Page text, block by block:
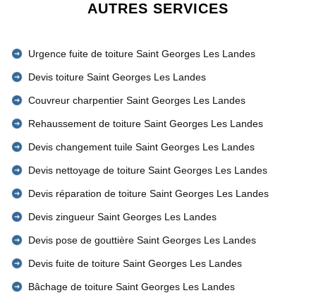
AUTRES SERVICES
Urgence fuite de toiture Saint Georges Les Landes
Devis toiture Saint Georges Les Landes
Couvreur charpentier Saint Georges Les Landes
Rehaussement de toiture Saint Georges Les Landes
Devis changement tuile Saint Georges Les Landes
Devis nettoyage de toiture Saint Georges Les Landes
Devis réparation de toiture Saint Georges Les Landes
Devis zingueur Saint Georges Les Landes
Devis pose de gouttière Saint Georges Les Landes
Devis fuite de toiture Saint Georges Les Landes
Bâchage de toiture Saint Georges Les Landes